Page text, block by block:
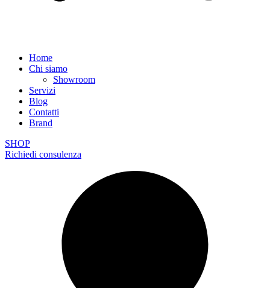
Home
Chi siamo
Showroom
Servizi
Blog
Contatti
Brand
SHOP
Richiedi consulenza